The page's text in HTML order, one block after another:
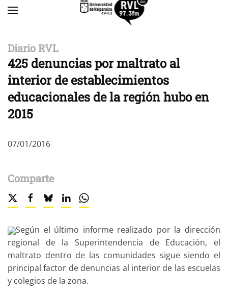
Diario RVL
425 denuncias por maltrato al
interior de establecimientos
educacionales de la región hubo en
2015
07/01/2016
Comparte
Según el último informe realizado por la dirección
regional de la Superintendencia de Educación, el
maltrato dentro de las comunidades sigue siendo el
principal factor de denuncias al interior de las escuelas
y colegios de la zona.